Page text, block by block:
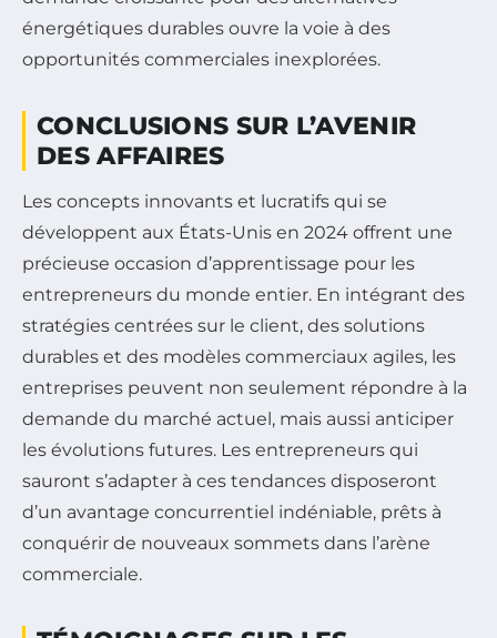
énergétiques durables ouvre la voie à des
opportunités commerciales inexplorées.
CONCLUSIONS SUR L’AVENIR
DES AFFAIRES
Les concepts innovants et lucratifs qui se
développent aux États-Unis en 2024 offrent une
précieuse occasion d’apprentissage pour les
entrepreneurs du monde entier. En intégrant des
stratégies centrées sur le client, des solutions
durables et des modèles commerciaux agiles, les
entreprises peuvent non seulement répondre à la
demande du marché actuel, mais aussi anticiper
les évolutions futures. Les entrepreneurs qui
sauront s’adapter à ces tendances disposeront
d’un avantage concurrentiel indéniable, prêts à
conquérir de nouveaux sommets dans l’arène
commerciale.